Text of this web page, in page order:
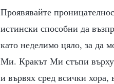
Проявявайте
истински способни да
като неделимо цяло, за да
Ми. Кракът Ми стъпи върху
и вървях сред всички